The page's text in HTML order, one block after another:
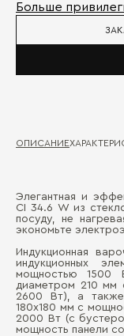
Больше
ОПИСАНИЕ
Элегантная и
CI 34.6 W из
посуду, не
экономьте
Индукционная
индукционных
мощностью 1500
диаметром 210
2600 Вт), а также
180х180 мм с
2000 Вт (с
мощность панели